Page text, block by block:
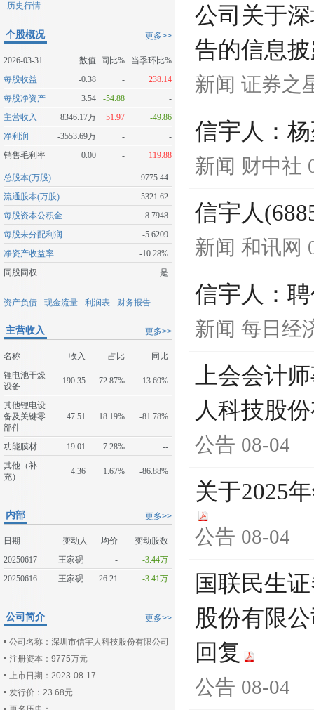
历史行情
更多>>
个股概况
2026-03-31 数值 同比%
当季环比%
每股收益
-0.38 -
238.14
每股净资产
3.54 -54.88
-
主营收入
8346.17万 51.97
-49.86
净利润
-3553.69万 -
-
销售毛利率
0.00 - 119.88
总股本(万股)
9775.44
流通股本(万股)
5321.62
每股资本公积金
8.7948
每股未分配利润
-5.6209
净资产收益率
-10.28%
同股同权
是
资产负债 现金流量 利润表 财务报告
更多>>
主营收入
名称 收入 占比
同比
锂电池干燥
设备
190.35 72.87% 13.69%
其他锂电设
备及关键零
部件
47.51 18.19% -81.78%
功能膜材 19.01 7.28%
--
其他（补
充）
4.36 1.67% -86.88%
更多>>
内部
日期 变动人 均价
变动股数
20250617
王家砚 -
-3.44万
20250616
王家砚 26.21 -3.41万
更多>>
公司简介
公司名称：深圳市信宇人科技股份有限公司
注册资本：9775万元
上市日期：2023-08-17
发行价：23.68元
公司关于
告的信息
新闻 证券之
信宇人：
新闻 财中社
信宇人
新闻 和讯网
信宇人：
新闻 每日经
上会会计
人科技股
公告 08-04
关于2025
公告 08-04
国联民生
股份有限
回复
公告 08-04